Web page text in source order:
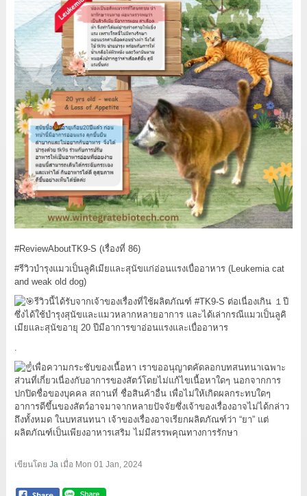
#ReviewAboutTK9-S (เรื่องที่ 86)
#รีวิวบำรุงแมวเป็นลูคิเมียและสุนัขแก่อ่อนแรงเบื่ออาหาร(Leukemia cat
and weak old dog)
รีวิวนี้ได้รับจากเจ้าของเรื่องที่ใช้ผลิตภัณฑ์ #TK9-S ต่อเนื่องเกิน １ปี
ซึ่งได้ใช้บำรุงสุนัขและแมวหลากหลายอาการ และได้เล่ากรณีแมวเป็นลูคิ
เมียและสุนัขอายุ 20 ปีมีอาการขาอ่อนแรงและเบื่ออาหาร
เพื่อความกระชับของเนื้อหา เราขออนุญาตคัดลอกบทสนทนาเฉพาะ
ส่วนที่เกี่ยวเนื่องกับอาการของสัตว์โดยไม่แก้ไขเนื้อหาใดๆ นอกจากการ
ปกปิดชื่อของบุคคล สถานที่ ชื่อสินค้าอื่น เพื่อไม่ให้เกิดผลกระทบใดๆ
อาการดีขึ้นของสัตว์อาจมาจากหลายปัจจัยซึ่งเจ้าของเรื่องอาจไม่ได้กล่าว
ถึงทั้งหมด ในบทสนทนา เจ้าของเรื่องอาจเรียกผลิตภัณฑ์ว่า “ยา” แต่
ผลิตภัณฑ์เป็นเพียงอาหารเสริม ไม่มีสรรพคุณทางการรักษา
เขียนโดย Jaเมื่อ Mon 01 Jan, 2024